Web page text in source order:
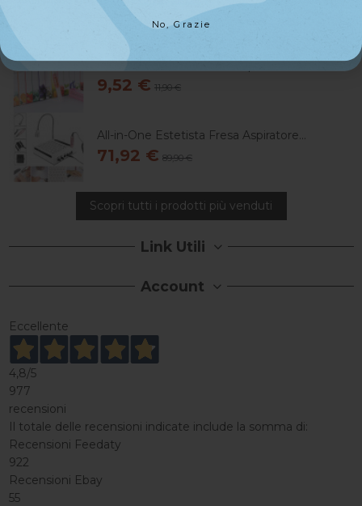
Olio Cuticole Profumato 12pz
9,52 € 11,90 €
All-in-One Estetista Fresa Aspiratore...
71,92 € 89,90 €
Scopri tutti i prodotti più venduti
Link Utili
Account
Eccellente
4,8/5
977
recensioni
Il totale delle recensioni indicate include la somma di:
Recensioni Feedaty
922
Recensioni Ebay
55
No, Grazie